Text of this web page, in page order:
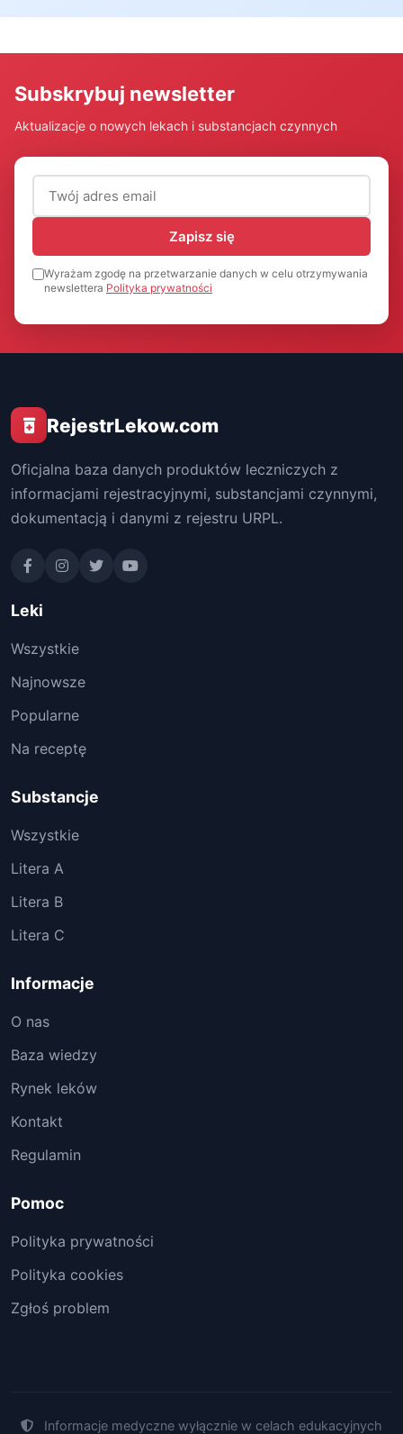
Subskrybuj newsletter
Aktualizacje o nowych lekach i substancjach czynnych
Adres email (wymagany)
Zapisz się
Wyrażam zgodę na przetwarzanie danych w celu otrzymywania
newslettera Polityka prywatności
RejestrLekow.com
Oficjalna baza danych produktów leczniczych z
informacjami rejestracyjnymi, substancjami czynnymi,
dokumentacją i danymi z rejestru URPL.
Leki
Wszystkie
Najnowsze
Popularne
Na receptę
Substancje
Wszystkie
Litera A
Litera B
Litera C
Informacje
O nas
Baza wiedzy
Rynek leków
Kontakt
Regulamin
Pomoc
Polityka prywatności
Polityka cookies
Zgłoś problem
Informacje medyczne wyłącznie w celach edukacyjnych